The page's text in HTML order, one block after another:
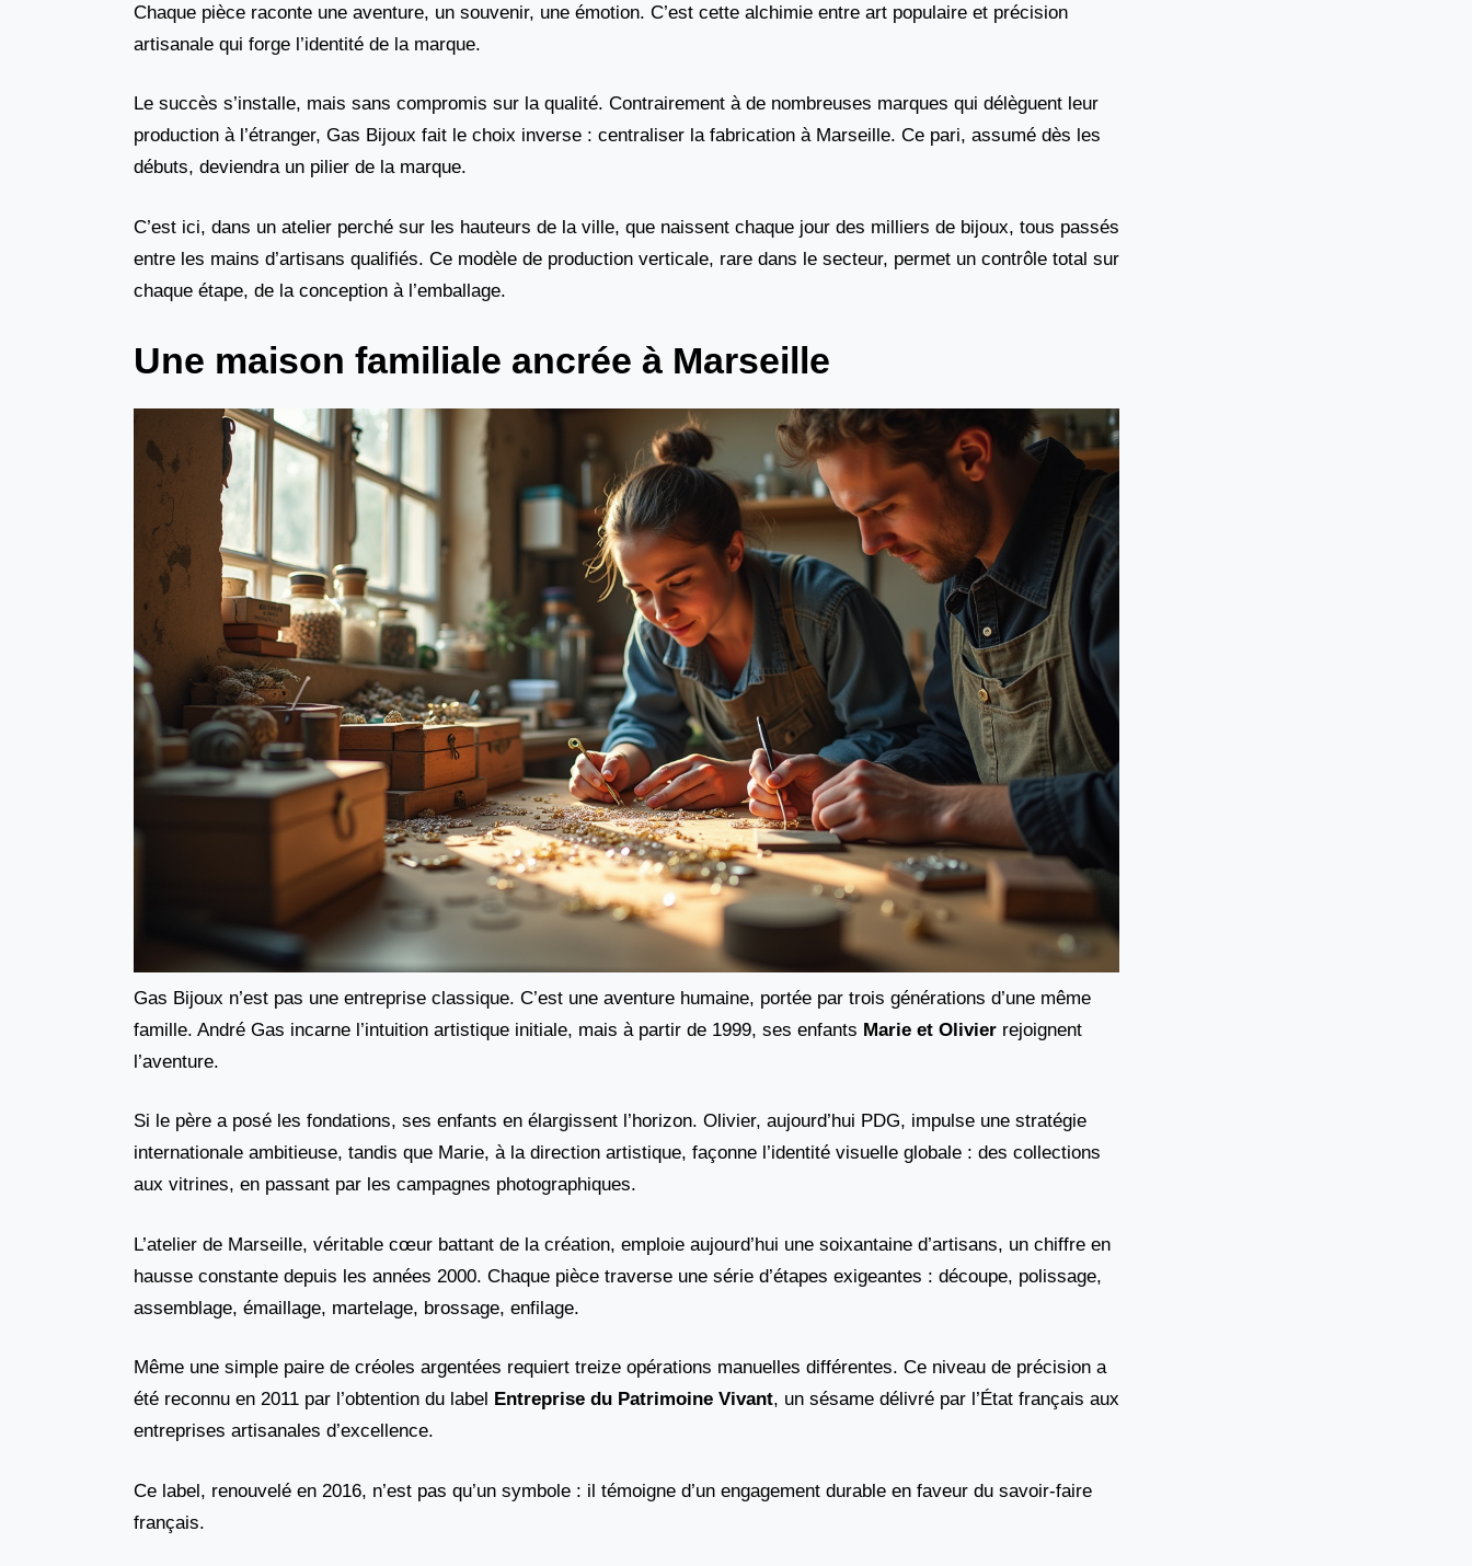
Chaque pièce raconte une aventure, un souvenir, une émotion. C’est cette alchimie entre art populaire et précision
artisanale qui forge l’identité de la marque.
Le succès s’installe, mais sans compromis sur la qualité. Contrairement à de nombreuses marques qui délèguent leur
production à l’étranger, Gas Bijoux fait le choix inverse : centraliser la fabrication à Marseille. Ce pari, assumé dès les
débuts, deviendra un pilier de la marque.
C’est ici, dans un atelier perché sur les hauteurs de la ville, que naissent chaque jour des milliers de bijoux, tous passés
entre les mains d’artisans qualifiés. Ce modèle de production verticale, rare dans le secteur, permet un contrôle total sur
chaque étape, de la conception à l’emballage.
Une maison familiale ancrée à Marseille
Gas Bijoux n’est pas une entreprise classique. C’est une aventure humaine, portée par trois générations d’une même
famille. André Gas incarne l’intuition artistique initiale, mais à partir de 1999, ses enfants Marie et Olivier rejoignent
l’aventure.
Si le père a posé les fondations, ses enfants en élargissent l’horizon. Olivier, aujourd’hui PDG, impulse une stratégie
internationale ambitieuse, tandis que Marie, à la direction artistique, façonne l’identité visuelle globale : des collections
aux vitrines, en passant par les campagnes photographiques.
L’atelier de Marseille, véritable cœur battant de la création, emploie aujourd’hui une soixantaine d’artisans, un chiffre en
hausse constante depuis les années 2000. Chaque pièce traverse une série d’étapes exigeantes : découpe, polissage,
assemblage, émaillage, martelage, brossage, enfilage.
Même une simple paire de créoles argentées requiert treize opérations manuelles différentes. Ce niveau de précision a
été reconnu en 2011 par l’obtention du label Entreprise du Patrimoine Vivant, un sésame délivré par l’État français aux
entreprises artisanales d’excellence.
Ce label, renouvelé en 2016, n’est pas qu’un symbole : il témoigne d’un engagement durable en faveur du savoir-faire
français.